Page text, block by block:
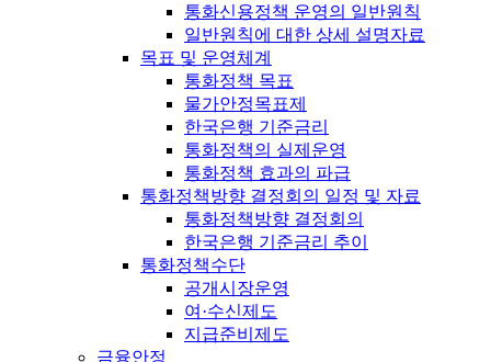
통화신용정책 운영의 일반원칙
일반원칙에 대한 상세 설명자료
목표 및 운영체계
통화정책 목표
물가안정목표제
한국은행 기준금리
통화정책의 실제운영
통화정책 효과의 파급
통화정책방향 결정회의 일정 및 자료
통화정책방향 결정회의
한국은행 기준금리 추이
통화정책수단
공개시장운영
여·수신제도
지급준비제도
금융안정